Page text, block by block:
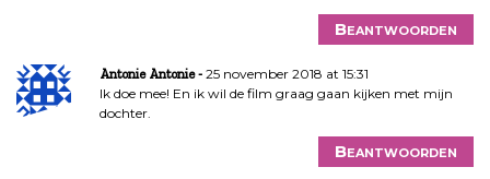
Beantwoorden
Antonie Antonie
25 november 2018 at 15:31
Ik doe mee! En ik wil de film graag gaan kijken met mijn
dochter.
Beantwoorden